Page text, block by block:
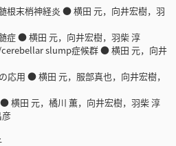
根末梢神経炎 ● 横田 元，向井宏樹，羽
症 ● 横田 元，向井宏樹，羽柴 淳
slump症候群 ● 横田 元，向井
用 ● 横田 元，服部真也，向井宏樹，
横田 元，橘川 薫，向井宏樹，羽柴 淳